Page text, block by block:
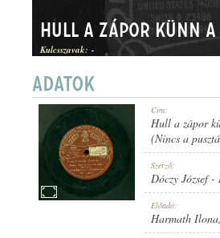
HALLGATÓ
1906 KÖRÜL
Hull a zápor künn a
Kulcsszavak: -
Cím:
Hull a zápor
(Nincs a
Szerző:
Dóczy József-
Előadó:
Harmath Ilona,